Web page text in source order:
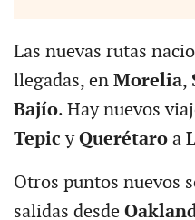
Las nuevas rutas
llegadas, en Morelia,
Bajío. Hay nuevos
Tepic yQuerétaroa
Otros puntos nuevos
salidas desde